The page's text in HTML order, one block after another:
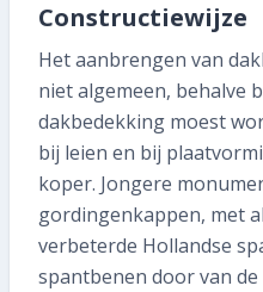
Constructiewijze
Het aanbrengen van
niet algemeen, behalve
dakbedekking moest
bij leien en bij
koper. Jongere
gordingenkappen, met
verbeterde Hollandse
spantbenen door van